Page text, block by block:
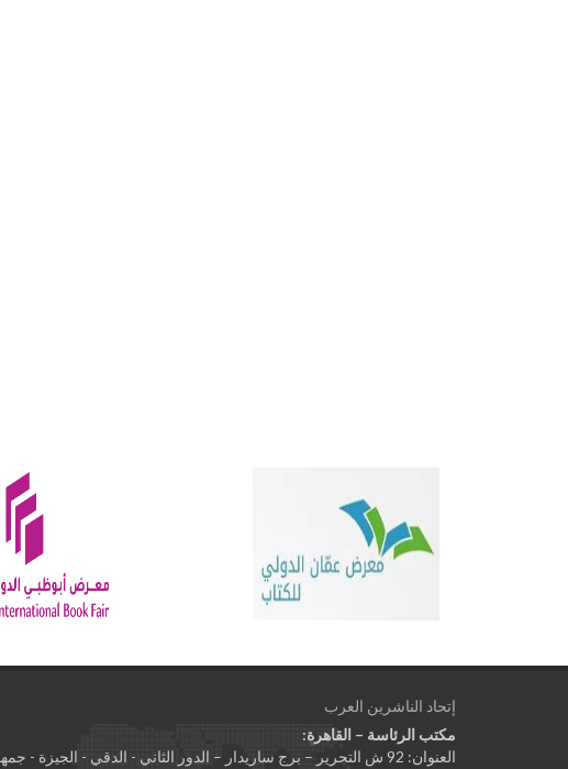
إتحاد الناشرين العرب
مكتب الرئاسة – القاهرة:
العنوان: 92 ش التحرير – برج ساريدار – الدور الثاني - الدقي - الجيزة - جمهورية مصر العربية